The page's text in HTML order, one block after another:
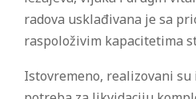
radova usklađivana je sa
raspoloživim kapacitetima
Istovremeno, realizovani